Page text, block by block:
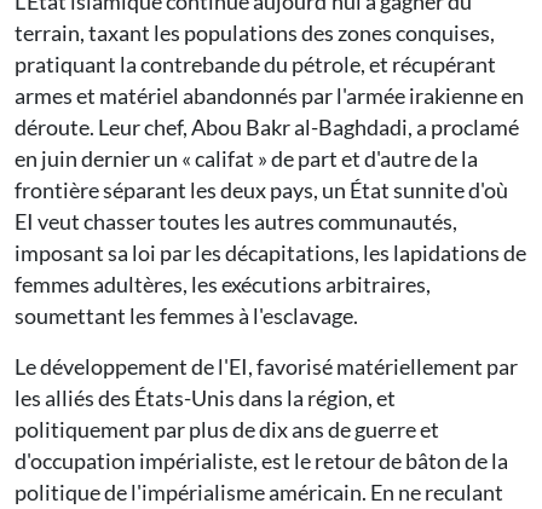
terrain, taxant les populations des zones conquises,
pratiquant la contrebande du pétrole, et récupérant
armes et matériel abandonnés par l'armée irakienne en
déroute. Leur chef, Abou Bakr al-Baghdadi, a proclamé
en juin dernier un « califat » de part et d'autre de la
frontière séparant les deux pays, un État sunnite d'où
EI veut chasser toutes les autres communautés,
imposant sa loi par les décapitations, les lapidations de
femmes adultères, les exécutions arbitraires,
soumettant les femmes à l'esclavage.
Le développement de l'EI, favorisé matériellement par
les alliés des États-Unis dans la région, et
politiquement par plus de dix ans de guerre et
d'occupation impérialiste, est le retour de bâton de la
politique de l'impérialisme américain. En ne reculant